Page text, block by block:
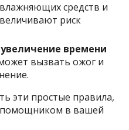
средств и
риск
времени
вызвать ожог и
эти простые правила,
помощником в вашей